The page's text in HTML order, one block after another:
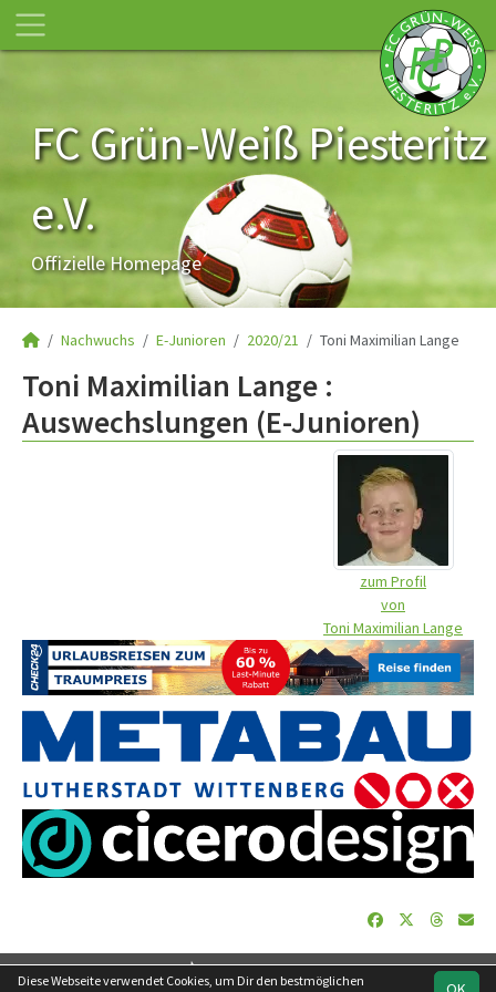
FC Grün-Weiß Piesteritz
e.V.
Offizielle Homepage
Nachwuchs E-Junioren 2020/21 Toni Maximilian Lange
Toni Maximilian Lange :
Auswechslungen (E-Junioren)
zum Profil
von
Toni Maximilian Lange
soccero.de
Diese Webseite verwendet Cookies, um Dir den bestmöglichen